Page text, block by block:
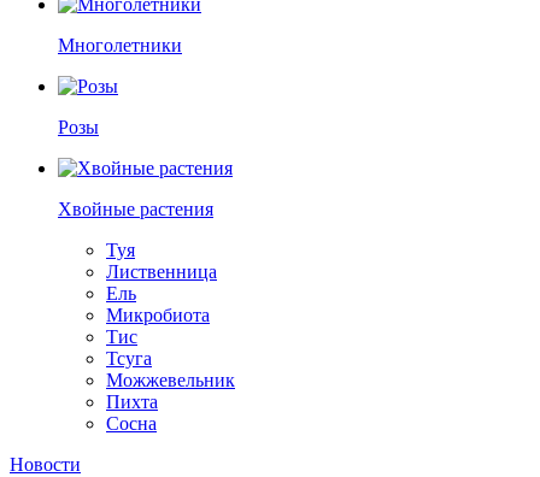
Многолетники
Розы
Хвойные растения
Туя
Лиственница
Ель
Микробиота
Тис
Тсуга
Можжевельник
Пихта
Сосна
Новости